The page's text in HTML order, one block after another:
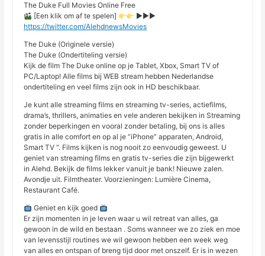
The Duke Full Movies Online Free
[Een klik om af te spelen]
►►►
https://twitter.com/AlehdnewsMovies
The Duke (Originele versie)
The Duke (Ondertiteling versie)
Kijk de film The Duke online op je Tablet, Xbox, Smart TV of
PC/Laptop! Alle films bij WEB stream hebben Nederlandse
ondertiteling en veel films zijn ook in HD beschikbaar.
Je kunt alle streaming films en streaming tv-series, actiefilms,
drama’s, thrillers, animaties en vele anderen bekijken in Streaming
zonder beperkingen en vooral zonder betaling, bij ons is alles
gratis in alle comfort en op al je “iPhone” apparaten, Android,
Smart TV “. Films kijken is nog nooit zo eenvoudig geweest. U
geniet van streaming films en gratis tv-series die zijn bijgewerkt
in Alehd. Bekijk de films lekker vanuit je bank! Nieuwe zalen.
Avondje uit. Filmtheater. Voorzieningen: Lumière Cinema,
Restaurant Café.
Geniet en kijk goed
Er zijn momenten in je leven waar u wil retreat van alles, ga
gewoon in de wild en bestaan ​​. Soms wanneer we zo ziek en moe
van levensstijl routines we wil gewoon hebben een week weg
van alles en ontspan of breng tijd door met onszelf. Er is in wezen